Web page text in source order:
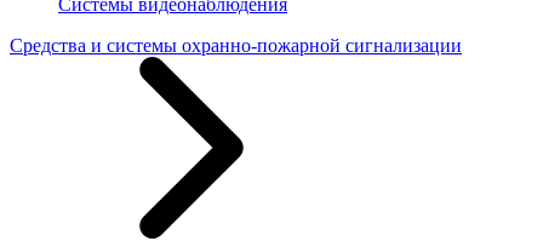
Системы видеонаблюдения
Средства и системы охранно-пожарной сигнализации